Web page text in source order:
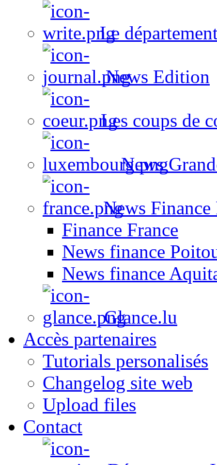
Le
News Edition
Les coups de
News
News Finance
Finance France
News finance
News finance
Glance.lu
Accès partenaires
Tutorials personalisés
Changelog site web
Upload files
Contact